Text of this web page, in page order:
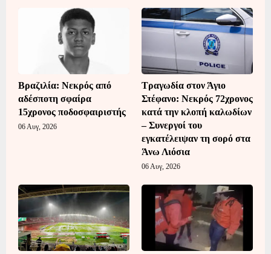
Βραζιλία: Νεκρός από
αδέσποτη σφαίρα
15χρονος ποδοσφαιριστής
06 Αυγ, 2026
Τραγωδία στον Άγιο
Στέφανο: Νεκρός 72χρονος
κατά την κλοπή καλωδίων
– Συνεργοί του
εγκατέλειψαν τη σορό στα
Άνω Λιόσια
06 Αυγ, 2026